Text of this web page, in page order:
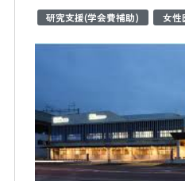
研究支援(学会費補助) 女性